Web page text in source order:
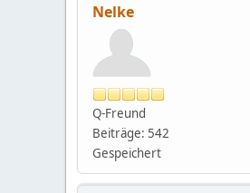
Nelke
Q-Freund
Beiträge: 542
Gespeichert